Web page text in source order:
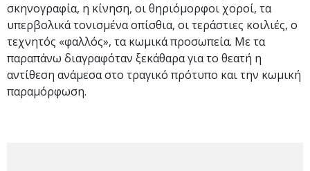
σκηνογραφία, η κίνηση, οι θηριόμορφοι χοροί, τα
υπερβολικά τονισμένα οπίσθια, οι τεράστιες κοιλιές, ο
τεχνητός «φαλλός», τα κωμικά προσωπεία. Με τα
παραπάνω διαγραφόταν ξεκάθαρα για το θεατή η
αντίθεση ανάμεσα στο τραγικό πρότυπο και την κωμική
παραμόρφωση.